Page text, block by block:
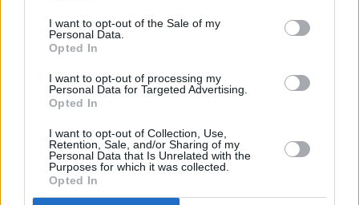
I want to opt-out of the Sale of my
Personal Data.
Opted In
I want to opt-out of processing my
Personal Data for Targeted Advertising.
Opted In
I want to opt-out of Collection, Use,
Retention, Sale, and/or Sharing of my
Personal Data that Is Unrelated with the
Purposes for which it was collected.
Opted In